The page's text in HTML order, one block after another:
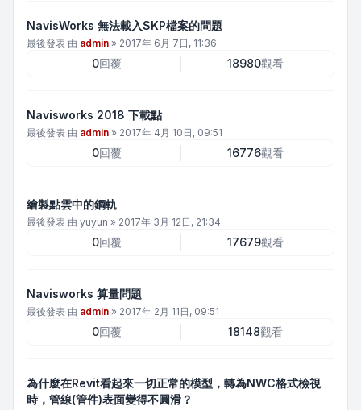
NavisWorks 無法載入SKP檔案的問題
最後發表 由 admin » 2017年 6月 7日, 11:36
0回覆 18980觀看
Navisworks 2018 下載點
最後發表 由 admin » 2017年 4月 10日, 09:51
0回覆 16776觀看
繪製點雲中的鋼軌
最後發表 由 yuyun » 2017年 3月 12日, 21:34
0回覆 17679觀看
Navisworks 算量問題
最後發表 由 admin » 2017年 2月 11日, 09:51
0回覆 18148觀看
為什麼在Revit看起來一切正常的模型，轉為NWC格式檢視
時，管線(管件)表面變得不圓滑？